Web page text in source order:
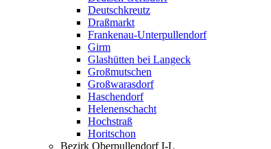
Deutschkreutz
Draßmarkt
Frankenau-Unterpullendorf
Girm
Glashütten bei Langeck
Großmutschen
Großwarasdorf
Haschendorf
Helenenschacht
Hochstraß
Horitschon
Bezirk Oberpullendorf I-L